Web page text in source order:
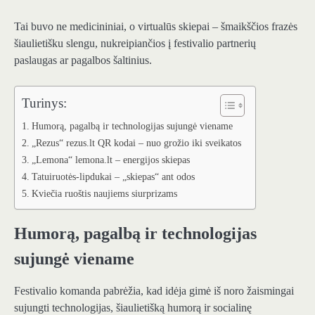
Tai buvo ne medicininiai, o virtualūs skiepai – šmaikščios frazės
šiaulietišku slengu, nukreipiančios į festivalio partnerių
paslaugas ar pagalbos šaltinius.
Turinys:
Humorą, pagalbą ir technologijas sujungė viename
„Rezus“ rezus.lt QR kodai – nuo grožio iki sveikatos
„Lemona“ lemona.lt – energijos skiepas
Tatuiruotės-lipdukai – „skiepas“ ant odos
Kviečia ruoštis naujiems siurprizams
Humorą, pagalbą ir technologijas
sujungė viename
Festivalio komanda pabrėžia, kad idėja gimė iš noro žaismingai
sujungti technologijas, šiaulietišką humorą ir socialinę